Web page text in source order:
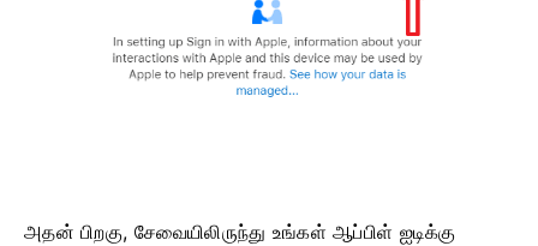
அதன் பிறகு, சேவையிலிருந்து உங்கள் ஆப்பிள் ஐடிக்கு